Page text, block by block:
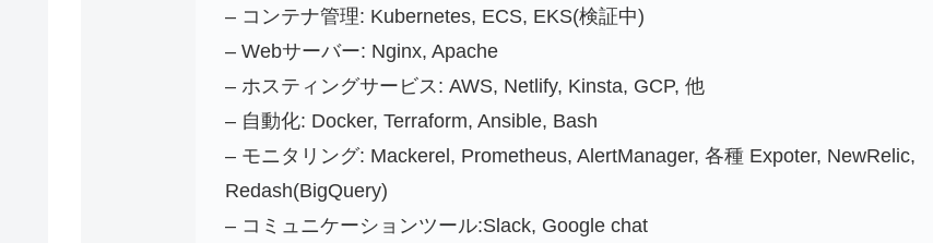
– コンテナ管理: Kubernetes, ECS, EKS(検証中)
– Webサーバー: Nginx, Apache
– ホスティングサービス: AWS, Netlify, Kinsta, GCP, 他
– 自動化: Docker, Terraform, Ansible, Bash
– モニタリング: Mackerel, Prometheus, AlertManager, 各種 Expoter, NewRelic,
Redash(BigQuery)
– コミュニケーションツール:Slack, Google chat